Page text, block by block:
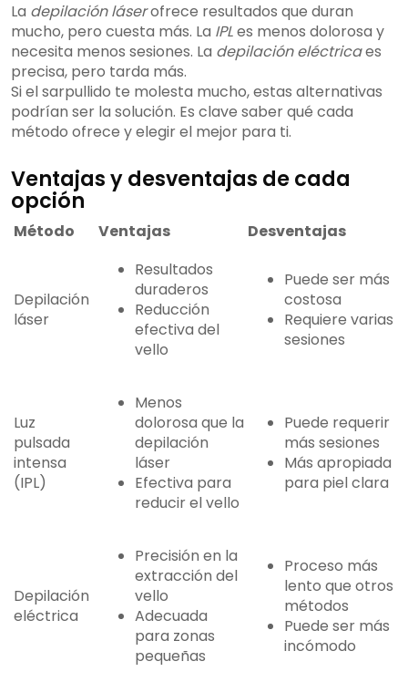
La depilación láserofrece resultados que duran
mucho, pero cuesta más. La IPLes menos dolorosa y
necesita menos sesiones. La depilación eléctricaes
precisa, pero tarda más.
Si el sarpullido te molesta mucho, estas alternativas
podrían ser la solución. Es clave saber qué cada
método ofrece y elegir el mejor para ti.
Ventajas y desventajas de cada
opción
Método Ventajas Desventajas
Depilación
láser
Resultados
duraderos
Reducción
efectiva del
vello
Puede ser más
costosa
Requiere varias
sesiones
Luz
pulsada
intensa
(IPL)
Menos
dolorosa que la
depilación
láser
Efectiva para
reducir el vello
Puede requerir
más sesiones
Más apropiada
para piel clara
Depilación
eléctrica
Precisión en la
extracción del
vello
Adecuada
para zonas
pequeñas
Proceso más
lento que otros
métodos
Puede ser más
incómodo